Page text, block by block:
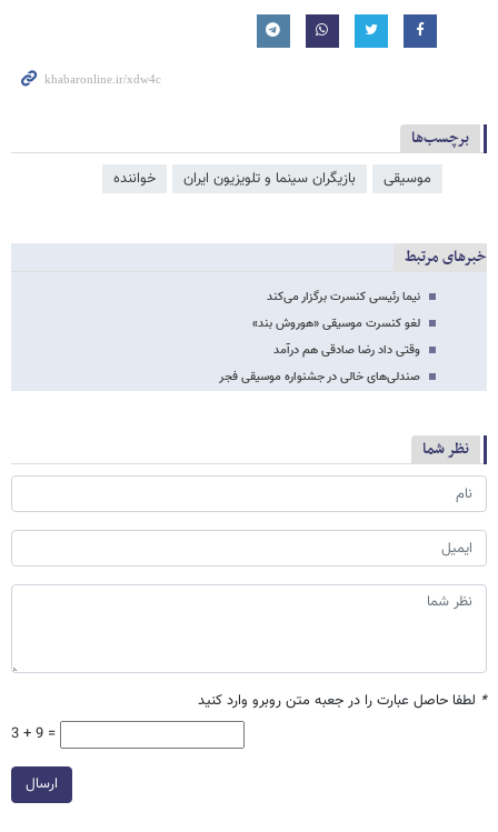
برچسب‌ها
موسیقی بازیگران سینما و تلویزیون ایران خواننده
خبرهای مرتبط
نیما رئیسی کنسرت برگزار می‌کند
لغو کنسرت موسیقی «هوروش‌ بند»
وقتی داد رضا صادقی هم درآمد
صندلی‌های خالی در جشنواره موسیقی فجر
نظر شما
* لطفا حاصل عبارت را در جعبه متن روبرو وارد کنید
3 + 9 =
ارسال